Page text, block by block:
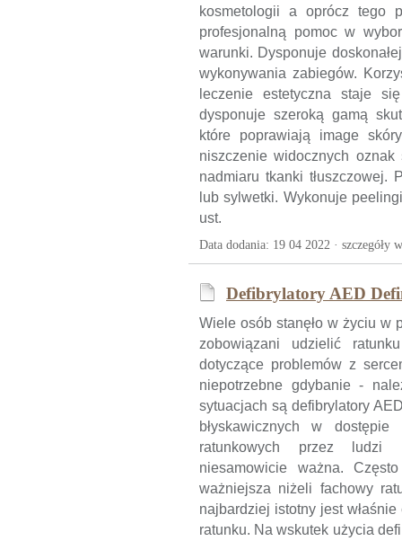
kosmetologii a oprócz tego
profesjonalną pomoc w
warunki. Dysponuje
wykonywania zabiegów.
leczenie estetyczna staje
dysponuje szeroką gamą
które poprawiają image
niszczenie widocznych
nadmiaru tkanki tłuszczowej.
lub sylwetki. Wykonuje
ust.
Data dodania: 19 04 2022 · szczegóły
Defibrylatory AED
Wiele osób stanęło w życiu w
zobowiązani udzielić
dotyczące problemów z
niepotrzebne gdybanie -
sytuacjach są defibrylatory
błyskawicznych w
ratunkowych przez ludzi
niesamowicie ważna.
ważniejsza niżeli fachowy
najbardziej istotny jest
ratunku. Na wskutek użycia